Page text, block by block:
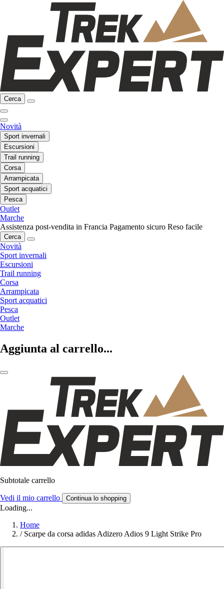
Cerca
Novità
Sport invernali
Escursioni
Trail running
Corsa
Arrampicata
Sport acquatici
Pesca
Outlet
Marche
Assistenza post-vendita in Francia Pagamento sicuro Reso facile
Cerca
Novità
Sport invernali
Escursioni
Trail running
Corsa
Arrampicata
Sport acquatici
Pesca
Outlet
Marche
Aggiunta al carrello...
Subtotale carrello
Vedi il mio carrello Continua lo shopping
Loading...
Home
/ Scarpe da corsa adidas Adizero Adios 9 Light Strike Pro